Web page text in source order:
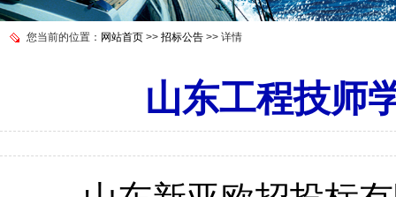
您当前的位置： 网站首页 >> 招标公告 >> 详情
山东工程技师